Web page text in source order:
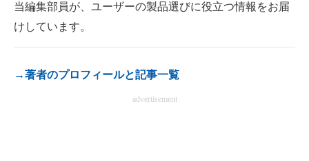
当編集部員が、ユーザーの製品選びに役立つ情報をお届
けしています。
→著者のプロフィールと記事一覧
advertisement